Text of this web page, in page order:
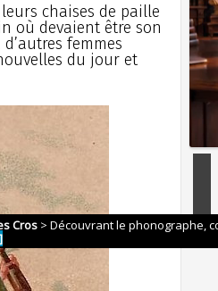
chaises de paille
où devaient être son
femmes
du jour et